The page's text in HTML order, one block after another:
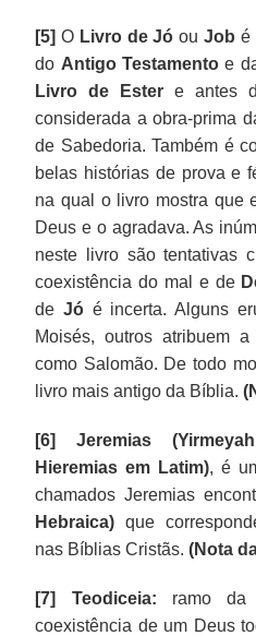
[5] O Livro de Jó ou Job é
do Antigo Testamentoe
Livro de Ester e antes
considerada a obra-prima
de Sabedoria. Também é
belas histórias de prova e
na qual o livro mostra que
Deus e o agradava. As
neste livro são tentativas
coexistência do mal e de
deJó é incerta. Alguns
Moisés, outros atribuem
como Salomão. De todo
livro mais antigo da Bíblia.
[6] Jeremias
Hieremias em Latim), é
chamados Jeremias
Hebraica) que
nas Bíblias Cristãs.(Nota
[7] Teodiceia: ramo da
coexistência de um Deus